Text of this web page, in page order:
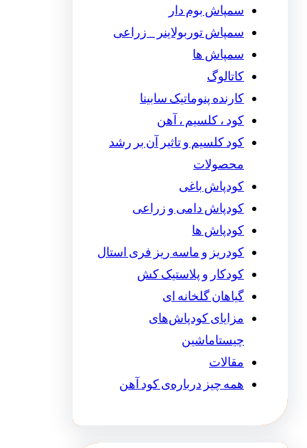
سمپاش بوم دار
سمپاش توربولاینر _ زراعی
سمپاش ها
کاتالوگ
کارنده پنوماتیک سابینا
کود ، کلسیم ، آهن
کود کلسیم و تاثیر آن بر رشد
محصولات
کودپاش باغی
کودپاش دامی و زراعی
کودپاش ها
کودریز و ماسه ریز فری استال
کودکار و پلاستیک کش
گیاهان گلخانه ای
مزایای کودپاش‌های
چیستاماشین
مقالات
همه چیز درباره‌ی کود آهن